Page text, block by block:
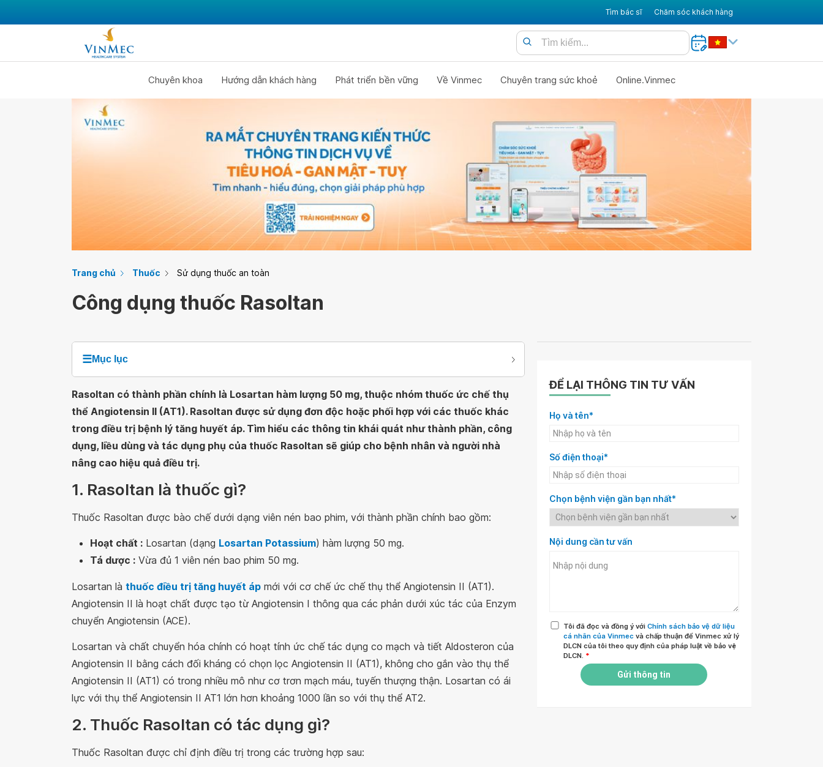
Tìm bác sĩ Chăm sóc khách hàng
Chuyên khoa Hướng dẫn khách hàng Phát triển bền vững Về Vinmec Chuyên trang sức khoẻ Online.Vinmec
Trang chủ Thuốc Sử dụng thuốc an toàn
Công dụng thuốc Rasoltan
☰Mục lục
Rasoltan có thành phần chính là Losartan hàm lượng 50 mg, thuộc nhóm thuốc ức chế thụ
thể Angiotensin II (AT1). Rasoltan được sử dụng đơn độc hoặc phối hợp với các thuốc khác
trong điều trị bệnh lý tăng huyết áp. Tìm hiểu các thông tin khái quát như thành phần, công
dụng, liều dùng và tác dụng phụ của thuốc Rasoltan sẽ giúp cho bệnh nhân và người nhà
nâng cao hiệu quả điều trị.
1. Rasoltan là thuốc gì?
Thuốc Rasoltan được bào chế dưới dạng viên nén bao phim, với thành phần chính bao gồm:
Hoạt chất : Losartan (dạng Losartan Potassium) hàm lượng 50 mg.
Tá dược : Vừa đủ 1 viên nén bao phim 50 mg.
Losartan là thuốc điều trị tăng huyết áp mới với cơ chế ức chế thụ thể Angiotensin II (AT1).
Angiotensin II là hoạt chất được tạo từ Angiotensin I thông qua các phản dưới xúc tác của Enzym
chuyển Angiotensin (ACE).
Losartan và chất chuyển hóa chính có hoạt tính ức chế tác dụng co mạch và tiết Aldosteron của
Angiotensin II bằng cách đối kháng có chọn lọc Angiotensin II (AT1), không cho gắn vào thụ thể
Angiotensin II (AT1) có trong nhiều mô như cơ trơn mạch máu, tuyến thượng thận. Losartan có ái
lực với thụ thể Angiotensin II AT1 lớn hơn khoảng 1000 lần so với thụ thể AT2.
2. Thuốc Rasoltan có tác dụng gì?
Thuốc Rasoltan được chỉ định điều trị trong các trường hợp sau:
ĐỂ LẠI THÔNG TIN TƯ VẤN
Họ và tên*
Số điện thoại*
Chọn bệnh viện gần bạn nhất*
Nội dung cần tư vấn
Tôi đã đọc và đồng ý với Chính sách bảo vệ dữ liệu
cá nhân của Vinmec và chấp thuận để Vinmec xử lý
DLCN của tôi theo quy định của pháp luật về bảo vệ
DLCN. *
Gửi thông tin